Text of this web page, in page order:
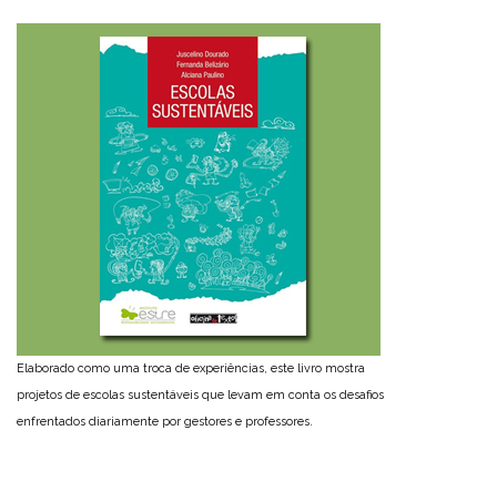
Elaborado como uma troca de experiências, este livro mostra
projetos de escolas sustentáveis que levam em conta os desafios
enfrentados diariamente por gestores e professores.